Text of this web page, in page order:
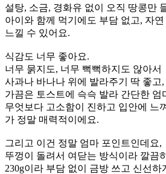
설탕, 소금, 경화유 없이 오직 땅콩만
아이와 함께 먹기에도 부담 없고, 자
느낄 수 있어요.
식감도 너무 좋아요.
너무 묽지도, 너무 뻑뻑하지도 않아서
사과나 바나나 위에 발라주기 딱 좋고,
가끔은 토스트에 슥슥 발라 간단한 엄
무엇보다 고소함이 진하고 입안에 느
가 정말 매력적이에요.
그리고 이건 정말 엄마 포인트인데요,
뚜껑이 돌려서 여닫는 방식이라 깔끔
230g이라 부담 없이 금방 쓰고 신선하